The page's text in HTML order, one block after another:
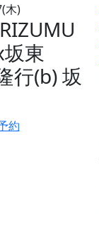
木)
東
行(b) 坂
約